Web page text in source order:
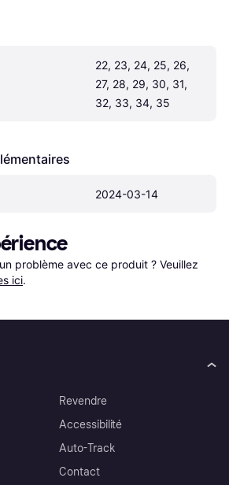
22, 23, 24, 25, 26,
27, 28, 29, 30, 31,
32, 33, 34, 35
2024-03-14
problème avec ce produit ? Veuillez
ici.
Revendre
Accessibilité
Auto-Track
Contact